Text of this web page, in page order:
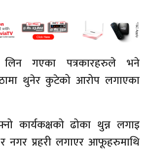
लिन गएका पत्रकारहरुले भने
थुनेर कुटेको आरोप लगाएका
कार्यकक्षको ढोका थुन्न लगाइ
प्रहरी लगाएर आफूहरुमाथि